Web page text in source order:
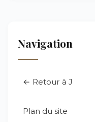
Navigation
← Retour à J
Plan du site